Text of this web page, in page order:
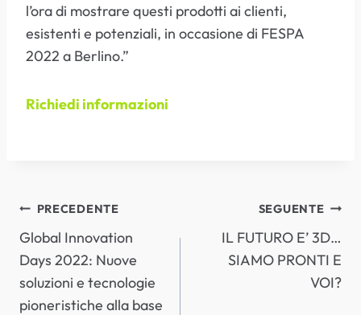
l’ora di mostrare questi prodotti ai clienti,
esistenti e potenziali, in occasione di FESPA
2022 a Berlino.”
Richiedi informazioni
NAVIGAZIONE
ARTICOLI
PRECEDENTE
Global Innovation
Days 2022: Nuove
soluzioni e tecnologie
pioneristiche alla base
SEGUENTE
IL FUTURO E’ 3D…
SIAMO PRONTI E
VOI?